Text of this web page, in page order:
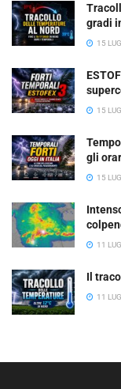
gradi
15
15
gli
15
11
Il
11